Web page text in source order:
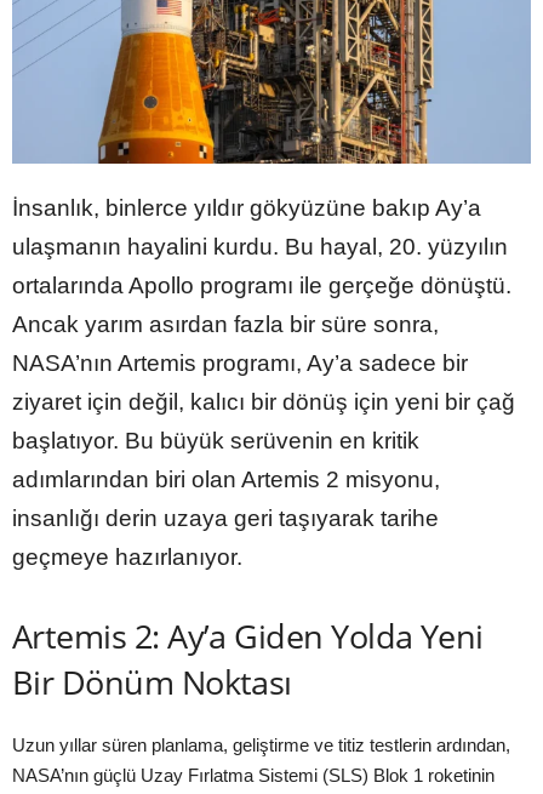
İnsanlık, binlerce yıldır gökyüzüne bakıp Ay’a
ulaşmanın hayalini kurdu. Bu hayal, 20. yüzyılın
ortalarında Apollo programı ile gerçeğe dönüştü.
Ancak yarım asırdan fazla bir süre sonra,
NASA’nın Artemis programı, Ay’a sadece bir
ziyaret için değil, kalıcı bir dönüş için yeni bir çağ
başlatıyor. Bu büyük serüvenin en kritik
adımlarından biri olan Artemis 2 misyonu,
insanlığı derin uzaya geri taşıyarak tarihe
geçmeye hazırlanıyor.
Artemis 2: Ay’a Giden Yolda Yeni
Bir Dönüm Noktası
Uzun yıllar süren planlama, geliştirme ve titiz testlerin ardından,
NASA’nın güçlü Uzay Fırlatma Sistemi (SLS) Blok 1 roketinin